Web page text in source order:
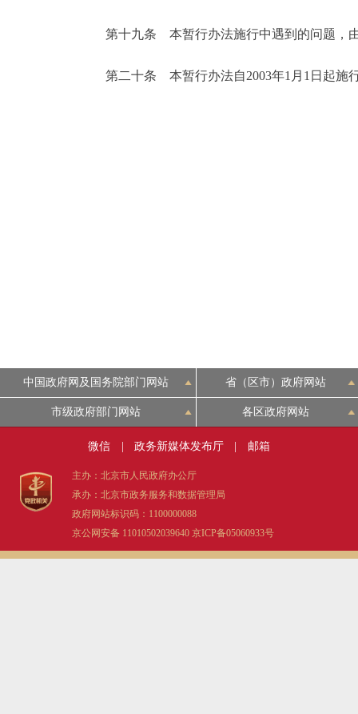
第十九条 本暂行办法施行中遇到的问题，由
第二十条 本暂行办法自2003年1月1日起施
中国政府网及国务院部门网站 省（区市）政府网站
市级政府部门网站 各区政府网站
微信 政务新媒体发布厅 邮箱
主办：北京市人民政府办公厅
承办：北京市政务服务和数据管理局
政府网站标识码：1100000088
京公网安备 11010502039640 京ICP备05060933号